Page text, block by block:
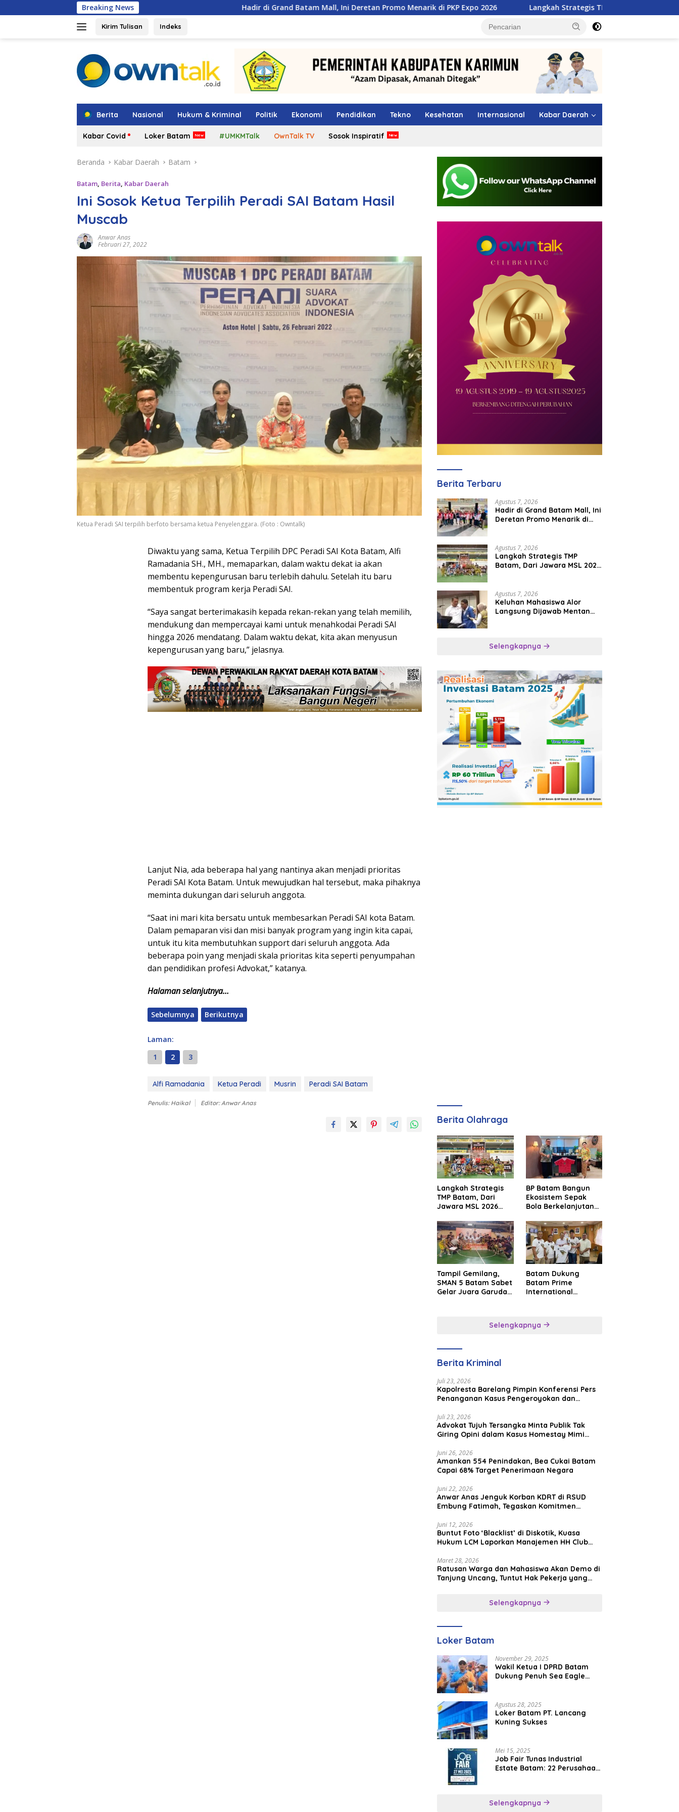
ke
Breaking News Hadir di Grand Batam Mall, Ini Deretan Promo Menarik di PKP Expo 2026 Langkah Strategis TMP Batam, Dari Jawara MSL 2026 Menuju
Kirim Tulisan Indeks
Berita Nasional Hukum & Kriminal Politik Ekonomi Pendidikan Tekno Kesehatan Internasional Kabar Daerah
Kabar Covid Loker Batam #UMKMTalk OwnTalk TV Sosok Inspiratif
Beranda Kabar Daerah Batam
Batam, Berita, Kabar Daerah
Ini Sosok Ketua Terpilih Peradi SAI Batam Hasil
Muscab
Anwar Anas
Februari 27, 2022
Ketua Peradi SAI terpilih berfoto bersama ketua Penyelenggara. (Foto : Owntalk)
Diwaktu yang sama, Ketua Terpilih DPC Peradi SAI Kota Batam, Alfi
Ramadania SH., MH., memaparkan, dalam waktu dekat ia akan
membentu kepengurusan baru terlebih dahulu. Setelah itu baru
membentuk program kerja Peradi SAI.
“Saya sangat berterimakasih kepada rekan-rekan yang telah memilih,
mendukung dan mempercayai kami untuk menahkodai Peradi SAI
hingga 2026 mendatang. Dalam waktu dekat, kita akan menyusun
kepengurusan yang baru,” jelasnya.
Lanjut Nia, ada beberapa hal yang nantinya akan menjadi prioritas
Peradi SAI Kota Batam. Untuk mewujudkan hal tersebut, maka pihaknya
meminta dukungan dari seluruh anggota.
“Saat ini mari kita bersatu untuk membesarkan Peradi SAI kota Batam.
Dalam pemaparan visi dan misi banyak program yang ingin kita capai,
untuk itu kita membutuhkan support dari seluruh anggota. Ada
beberapa poin yang menjadi skala prioritas kita seperti penyumpahan
dan pendidikan profesi Advokat,” katanya.
Halaman selanjutnya…
Sebelumnya Berikutnya
Laman:
1
2 3
Alfi Ramadania Ketua Peradi Musrin Peradi SAI Batam
Penulis: Haikal Editor: Anwar Anas
Berita Terbaru
Agustus 7, 2026
Hadir di Grand Batam Mall, Ini
Deretan Promo Menarik di
Agustus 7, 2026
Langkah Strategis TMP
Batam, Dari Jawara MSL 2026
Agustus 7, 2026
Keluhan Mahasiswa Alor
Langsung Dijawab Mentan
Selengkapnya
Berita Olahraga
Langkah Strategis
TMP Batam, Dari
Jawara MSL 2026
Internasional
BP Batam Bangun
Ekosistem Sepak
Bola Berkelanjutan
Premier FC
Tampil Gemilang,
SMAN 5 Batam Sabet
Gelar Juara Garuda
Batam Dukung
Batam Prime
International
Tourism dan
Selengkapnya
Berita Kriminal
Juli 23, 2026
Kapolresta Barelang Pimpin Konferensi Pers
Penanganan Kasus Pengeroyokan dan
Juli 23, 2026
Advokat Tujuh Tersangka Minta Publik Tak
Giring Opini dalam Kasus Homestay Mimi
Juni 26, 2026
Amankan 554 Penindakan, Bea Cukai Batam
Capai 68% Target Penerimaan Negara
Juni 22, 2026
Anwar Anas Jenguk Korban KDRT di RSUD
Embung Fatimah, Tegaskan Komitmen
Juni 12, 2026
Buntut Foto ‘Blacklist’ di Diskotik, Kuasa
Hukum LCM Laporkan Manajemen HH Club
Maret 28, 2026
Ratusan Warga dan Mahasiswa Akan Demo di
Tanjung Uncang, Tuntut Hak Pekerja yang
Selengkapnya
Loker Batam
November 29, 2025
Wakil Ketua I DPRD Batam
Dukung Penuh Sea Eagle
Agustus 28, 2025
Loker Batam PT. Lancang
Kuning Sukses
Mei 15, 2025
Job Fair Tunas Industrial
Estate Batam: 22 Perusahaan
Selengkapnya